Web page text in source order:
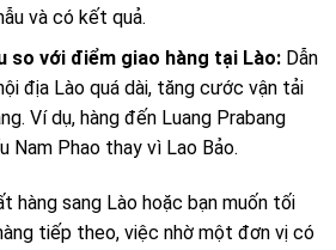
và có kết quả.
so với điểm giao hàng tại Lào:Dẫn
địa Lào quá dài, tăng cước vận tải
Ví dụ, hàng đến Luang Prabang
Nam Phao thay vì Lao Bảo.
hàng sang Lào hoặc bạn muốn tối
tiếp theo, việc nhờ một đơn vị có